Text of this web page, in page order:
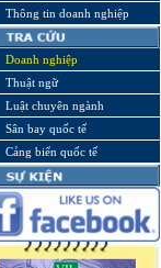
Thông tin doanh nghiệp
Doanh nghiệp
Thuật ngữ
Luật chuyên ngành
Sân bay quốc tế
Cảng biển quốc tế